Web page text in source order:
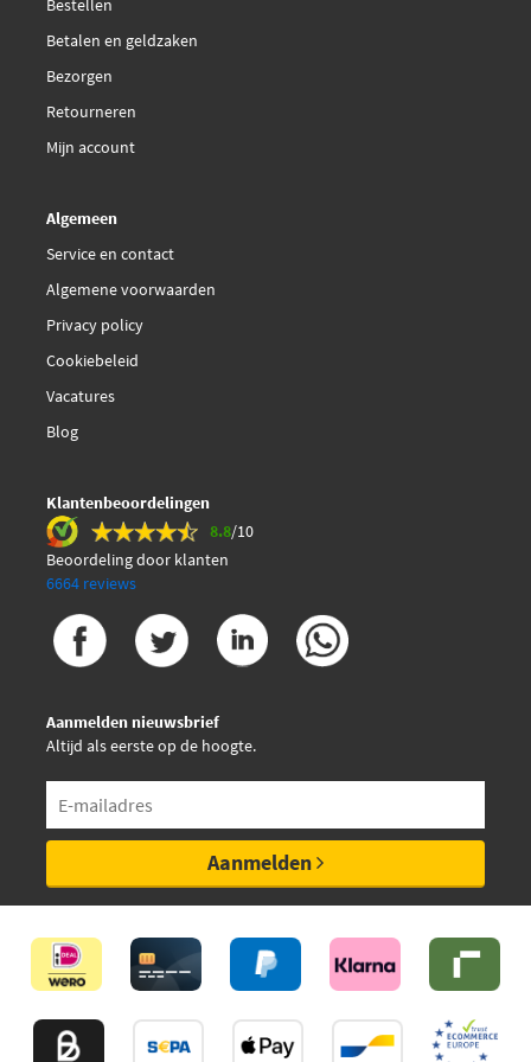
Bestellen
Betalen en geldzaken
Bezorgen
Retourneren
Mijn account
Algemeen
Service en contact
Algemene voorwaarden
Privacy policy
Cookiebeleid
Vacatures
Blog
Klantenbeoordelingen
8.8/10
Beoordeling door klanten
6664 reviews
Aanmelden nieuwsbrief
Altijd als eerste op de hoogte.
Aanmelden